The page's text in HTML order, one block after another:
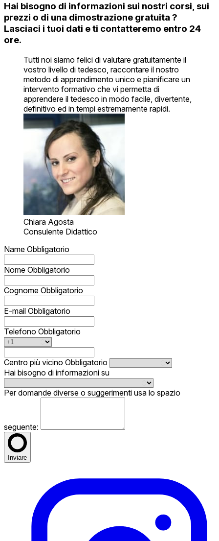
Hai bisogno di informazioni sui nostri corsi, sui
prezzi o di una dimostrazione gratuita ?
Lasciaci i tuoi dati e ti contatteremo entro 24
ore.
Tutti noi siamo felici di valutare gratuitamente il
vostro livello di tedesco, raccontare il nostro
metodo di apprendimento unico e pianificare un
intervento formativo che vi permetta di
apprendere il tedesco in modo facile, divertente,
definitivo ed in tempi estremamente rapidi.
Chiara Agosta
Consulente Didattico
Name Obbligatorio
Nome Obbligatorio
Cognome Obbligatorio
E-mail Obbligatorio
Telefono Obbligatorio
Centro più vicino Obbligatorio
Hai bisogno di informazioni su
Per domande diverse o suggerimenti usa lo spazio
seguente:
Inviare